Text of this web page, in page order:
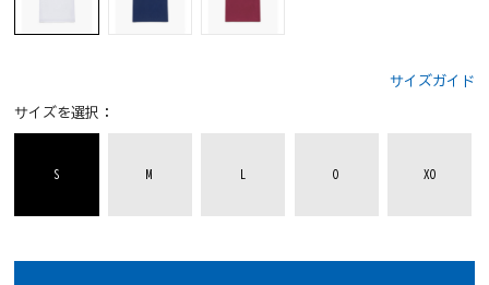
サイズガイド
サイズを選択：
S M O XO